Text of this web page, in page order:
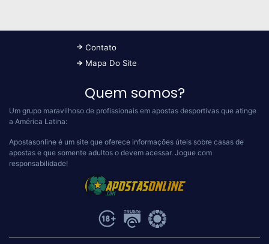
Contato
Mapa Do Site
Quem somos?
Um grupo maravilhoso de profissionais em apostas desportivas que atinge
a América Latina:
Apostasonline é um site que oferece informações úteis sobre casas de
apostas e que somente adultos o devem acessar. Jogue com
responsabilidade!